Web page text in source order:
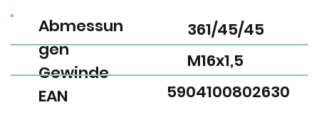
EAN
Gewinde
Abmessun
gen
5904100802630
M16x1,5
361/45/45